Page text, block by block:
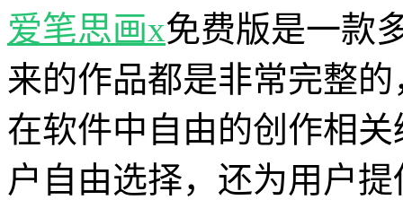
爱笔思画x免费版是一款
来的作品都是非常完整
在软件中自由的创作相
户自由选择，还为用户